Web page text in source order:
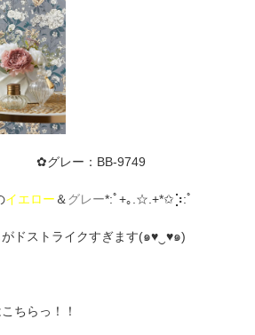
✿グレー：BB-9749
イエロー ＆ グレー*:ﾟ+｡.☆.+*✩⡱:ﾟ
ドストライクすぎます(๑♥‿♥๑)
ちらっ！！